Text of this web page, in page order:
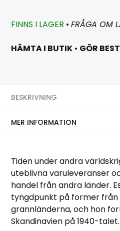
FINNS I LAGER •FRÅGA OM
HÄMTA I BUTIK • GÖR
BESKRIVNING
MER INFORMATION
Tiden under andra
uteblivna varuleveranser
handel från andra länder.
tyngdpunkt på former från
grannländerna, och hon
Skandinavien på 1940-talet.